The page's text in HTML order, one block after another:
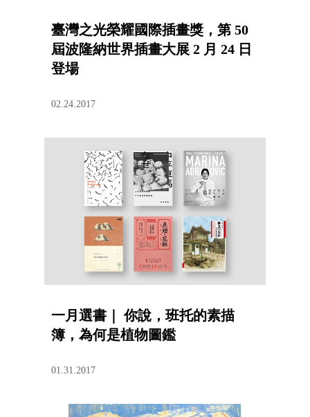
臺灣之光榮耀國際插畫獎，第 50
屆波隆納世界插畫大展 2 月 24 日
登場
02.24.2017
一月選書｜ 你說，班托的素描
簿，為何是植物圖鑑
01.31.2017